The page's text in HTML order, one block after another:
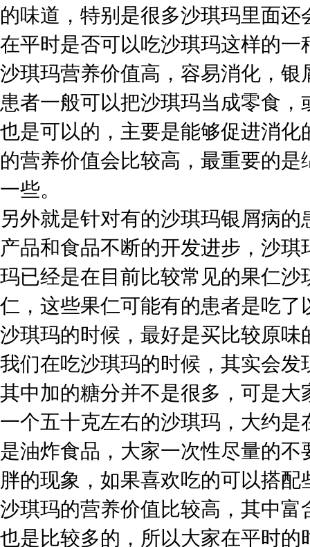
的味道，特别是很多沙琪玛里面
在平时是否可以吃沙琪玛这样的一
沙琪玛营养价值高，容易消化，
患者一般可以把沙琪玛当成零食
也是可以的，主要是能够促进消
的营养价值会比较高，最重要的
一些。
另外就是针对有的沙琪玛银屑病
产品和食品不断的开发进步，沙
玛已经是在目前比较常见的果仁
仁，这些果仁可能有的患者是吃
沙琪玛的时候，最好是买比较原味
我们在吃沙琪玛的时候，其实会
其中加的糖分并不是很多，可是
一个五十克左右的沙琪玛，大约
是油炸食品，大家一次性尽量的
胖的现象，如果喜欢吃的可以搭配
沙琪玛的营养价值比较高，其中
也是比较多的，所以大家在平时